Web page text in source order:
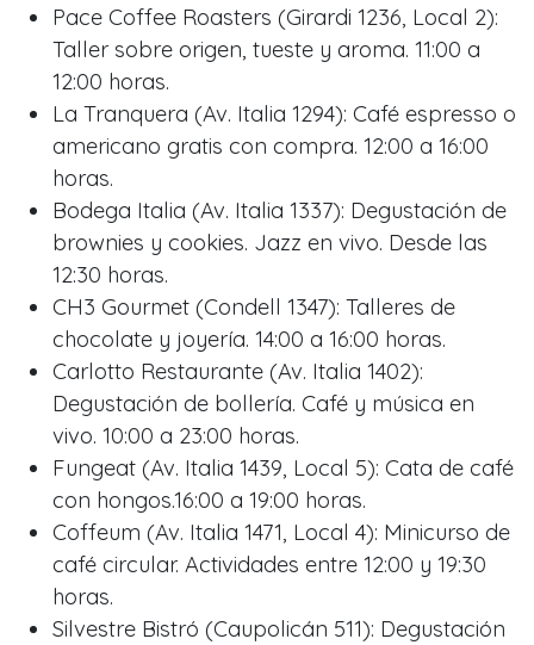
Pace Coffee Roasters (Girardi 1236, Local 2):
Taller sobre origen, tueste y aroma. 11:00 a
12:00 horas.
La Tranquera (Av. Italia 1294): Café espresso o
americano gratis con compra. 12:00 a 16:00
horas.
Bodega Italia (Av. Italia 1337): Degustación de
brownies y cookies. Jazz en vivo. Desde las
12:30 horas.
CH3 Gourmet (Condell 1347): Talleres de
chocolate y joyería. 14:00 a 16:00 horas.
Carlotto Restaurante (Av. Italia 1402):
Degustación de bollería. Café y música en
vivo. 10:00 a 23:00 horas.
Fungeat (Av. Italia 1439, Local 5): Cata de café
con hongos.16:00 a 19:00 horas.
Coffeum (Av. Italia 1471, Local 4): Minicurso de
café circular. Actividades entre 12:00 y 19:30
horas.
Silvestre Bistró (Caupolicán 511): Degustación